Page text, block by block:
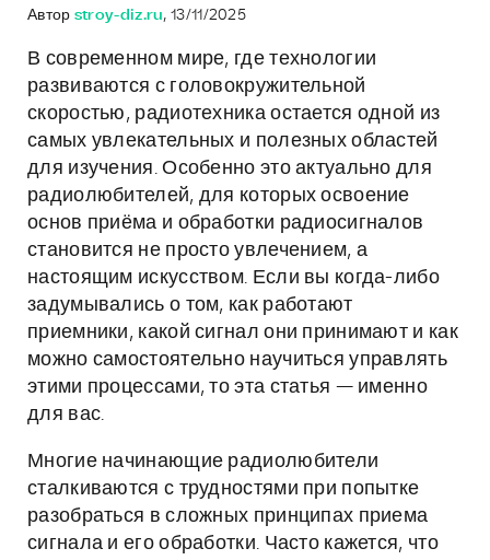
Автор stroy-diz.ru, 13/11/2025
В современном мире, где технологии
развиваются с головокружительной
скоростью, радиотехника остается одной из
самых увлекательных и полезных областей
для изучения. Особенно это актуально для
радиолюбителей, для которых освоение
основ приёма и обработки радиосигналов
становится не просто увлечением, а
настоящим искусством. Если вы когда-либо
задумывались о том, как работают
приемники, какой сигнал они принимают и как
можно самостоятельно научиться управлять
этими процессами, то эта статья — именно
для вас.
Многие начинающие радиолюбители
сталкиваются с трудностями при попытке
разобраться в сложных принципах приема
сигнала и его обработки. Часто кажется, что